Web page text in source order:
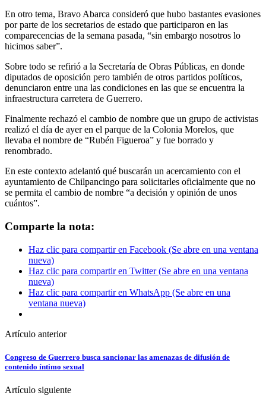
En otro tema, Bravo Abarca consideró que hubo bastantes evasiones
por parte de los secretarios de estado que participaron en las
comparecencias de la semana pasada, “sin embargo nosotros lo
hicimos saber”.
Sobre todo se refirió a la Secretaría de Obras Públicas, en donde
diputados de oposición pero también de otros partidos políticos,
denunciaron entre una las condiciones en las que se encuentra la
infraestructura carretera de Guerrero.
Finalmente rechazó el cambio de nombre que un grupo de activistas
realizó el día de ayer en el parque de la Colonia Morelos, que
llevaba el nombre de “Rubén Figueroa” y fue borrado y
renombrado.
En este contexto adelantó qué buscarán un acercamiento con el
ayuntamiento de Chilpancingo para solicitarles oficialmente que no
se permita el cambio de nombre “a decisión y opinión de unos
cuántos”.
Comparte la nota:
Haz clic para compartir en Facebook (Se abre en una ventana
nueva)
Haz clic para compartir en Twitter (Se abre en una ventana
nueva)
Haz clic para compartir en WhatsApp (Se abre en una
ventana nueva)
Artículo anterior
Congreso de Guerrero busca sancionar las amenazas de difusión de
contenido íntimo sexual
Artículo siguiente